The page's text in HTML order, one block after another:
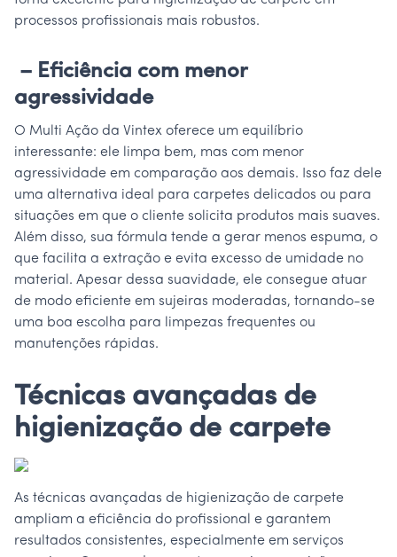
processos profissionais mais robustos.
– Eficiência com menor
agressividade
O Multi Ação da Vintex oferece um equilíbrio
interessante: ele limpa bem, mas com menor
agressividade em comparação aos demais. Isso faz dele
uma alternativa ideal para carpetes delicados ou para
situações em que o cliente solicita produtos mais suaves.
Além disso, sua fórmula tende a gerar menos espuma, o
que facilita a extração e evita excesso de umidade no
material. Apesar dessa suavidade, ele consegue atuar
de modo eficiente em sujeiras moderadas, tornando-se
uma boa escolha para limpezas frequentes ou
manutenções rápidas.
Técnicas avançadas de
higienização de carpete
As técnicas avançadas de higienização de carpete
ampliam a eficiência do profissional e garantem
resultados consistentes, especialmente em serviços